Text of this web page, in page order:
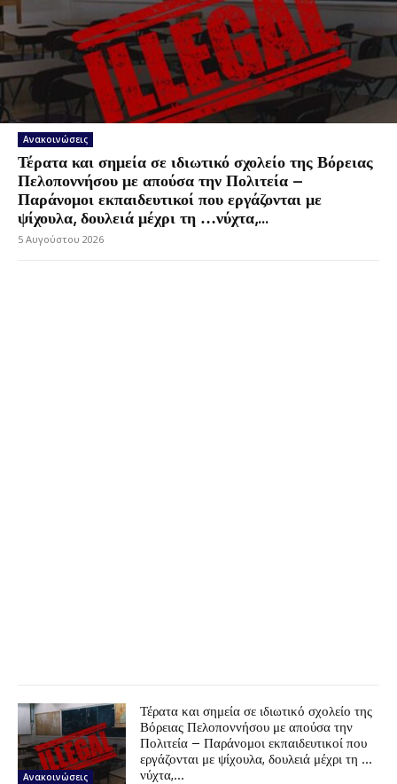
Ανακοινώσεις
Τέρατα και σημεία σε ιδιωτικό σχολείο της Βόρειας
Πελοποννήσου με απούσα την Πολιτεία –
Παράνομοι εκπαιδευτικοί που εργάζονται με
ψίχουλα, δουλειά μέχρι τη …νύχτα,...
5 Αυγούστου 2026
Ανακοινώσεις
Τέρατα και σημεία σε ιδιωτικό σχολείο της
Βόρειας Πελοποννήσου με απούσα την
Πολιτεία – Παράνομοι εκπαιδευτικοί που
εργάζονται με ψίχουλα, δουλειά μέχρι τη …
νύχτα,...